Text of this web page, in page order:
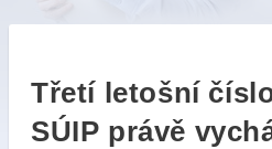
Třetí letošní
SÚIP právě